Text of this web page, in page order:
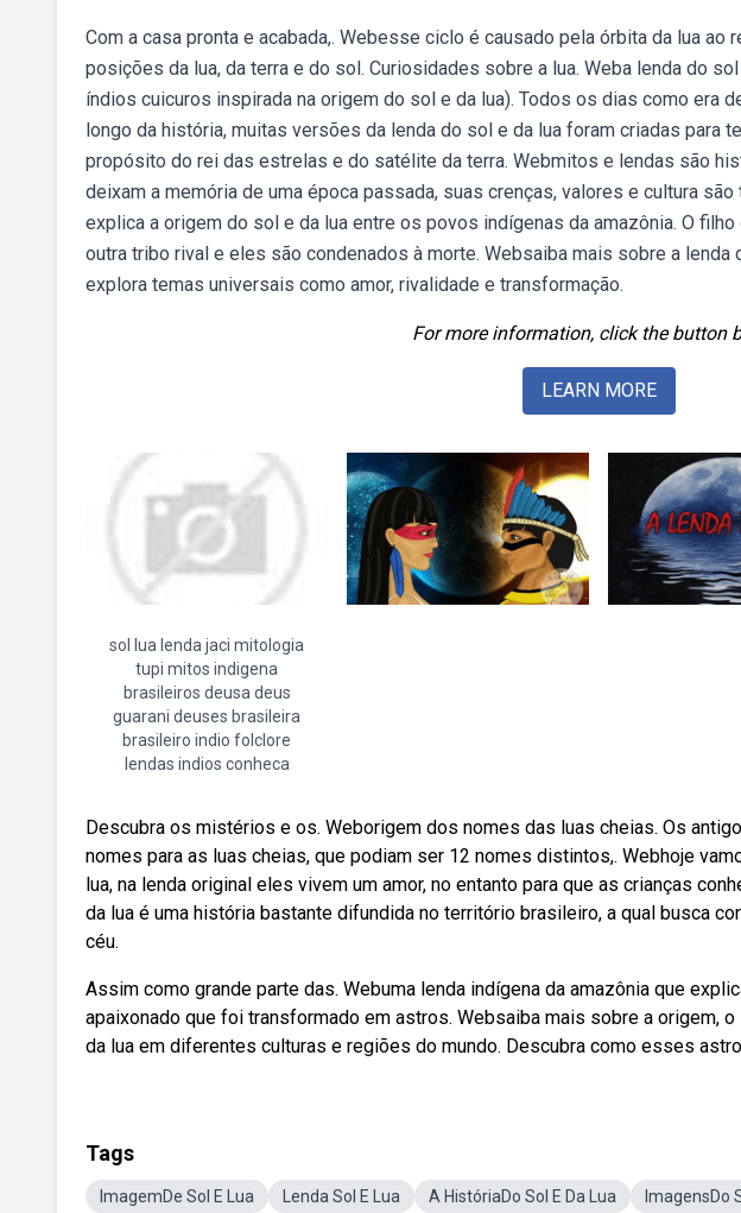
Com a casa pronta e acabada,. Webesse ciclo é causado pela órbita da lua ao
posições da lua, da terra e do sol. Curiosidades sobre a lua. Weba lenda do
índios cuicuros inspirada na origem do sol e da lua). Todos os dias como era
longo da história, muitas versões da lenda do sol e da lua foram criadas para
propósito do rei das estrelas e do satélite da terra. Webmitos e lendas são
deixam a memória de uma época passada, suas crenças, valores e cultura
explica a origem do sol e da lua entre os povos indígenas da amazônia. O
outra tribo rival e eles são condenados à morte. Websaiba mais sobre a lenda
explora temas universais como amor, rivalidade e transformação.
For more information, click the button
LEARN MORE
sol lua lenda jaci mitologia
tupi mitos indigena
brasileiros deusa deus
guarani deuses brasileira
brasileiro indio folclore
lendas indios conheca
Descubra os mistérios e os. Weborigem dos nomes das luas cheias. Os
nomes para as luas cheias, que podiam ser 12 nomes distintos,. Webhoje
lua, na lenda original eles vivem um amor, no entanto para que as crianças
da lua é uma história bastante difundida no território brasileiro, a qual busca
céu.
Assim como grande parte das. Webuma lenda indígena da amazônia que
apaixonado que foi transformado em astros. Websaiba mais sobre a origem,
da lua em diferentes culturas e regiões do mundo. Descubra como esses
Tags
ImagemDe Sol E Lua Lenda Sol E Lua A HistóriaDo Sol E Da Lua ImagensDo